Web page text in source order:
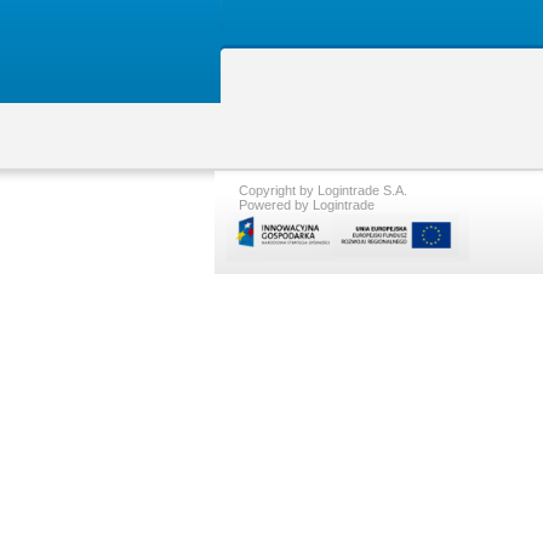
Copyright by Logintrade S.A.
Powered by Logintrade